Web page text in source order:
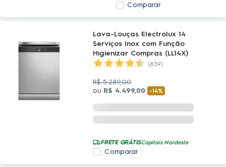
Comparar
Lava-Louças Electrolux 14
Serviços Inox com Função
Higienizar Compras (LL14X)
(839)
R$ 5.289,00
ou R$ 4.499,00 -14%
FRETE GRÁTISCapitais Nordeste
Comparar